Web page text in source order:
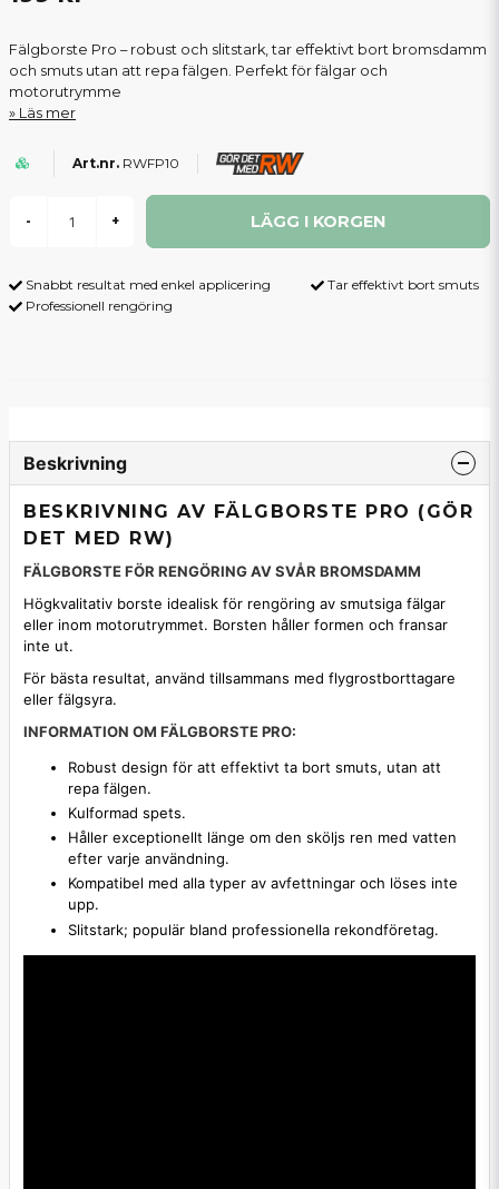
Fälgborste Pro – robust och slitstark, tar effektivt bort bromsdamm
och smuts utan att repa fälgen. Perfekt för fälgar och
motorutrymme
Läs mer
RWFP10
- + LÄGG I KORGEN
Snabbt resultat med enkel applicering
Tar effektivt bort smuts
Professionell rengöring
Beskrivning
BESKRIVNING AV FÄLGBORSTE PRO (GÖR
DET MED RW)
FÄLGBORSTE FÖR RENGÖRING AV SVÅR BROMSDAMM
Högkvalitativ borste idealisk för rengöring av smutsiga fälgar
eller inom motorutrymmet. Borsten håller formen och fransar
inte ut.
För bästa resultat, använd tillsammans med flygrostborttagare
eller fälgsyra.
INFORMATION OM FÄLGBORSTE PRO:
Robust design för att effektivt ta bort smuts, utan att
repa fälgen.
Kulformad spets.
Håller exceptionellt länge om den sköljs ren med vatten
efter varje användning.
Kompatibel med alla typer av avfettningar och löses inte
upp.
Slitstark; populär bland professionella rekondföretag.